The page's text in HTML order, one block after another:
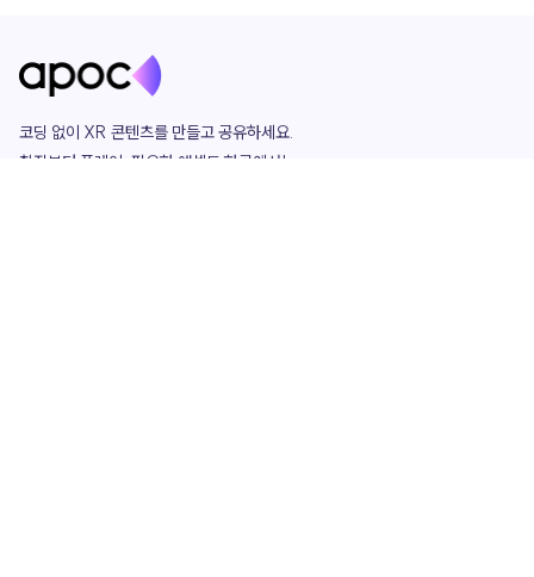
코딩 없이 XR 콘텐츠를 만들고 공유하세요.
창작부터 플레이, 필요한 애셋도 한곳에서!